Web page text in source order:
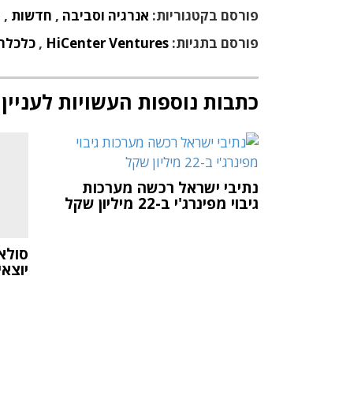
פורסם בקטגוריות: אנרגיה וסביבה , חדשות ,
פורסם בתגיות: HiCenter Ventures
,
כתבות נוספות העשויות
נתיבי ישראל רכשה מערכות
גיבוי מפינרג'י ב-22 מיליון שקל